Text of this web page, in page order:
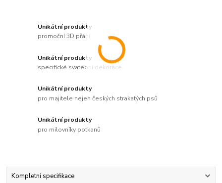
Unikátní produkty
promoční 3D přání
Unikátní produkty
specifické svatební dekorace
Unikátní produkty
pro majitele nejen českých strakatých psů
Unikátní produkty
pro milovníky potkanů
Kompletní specifikace